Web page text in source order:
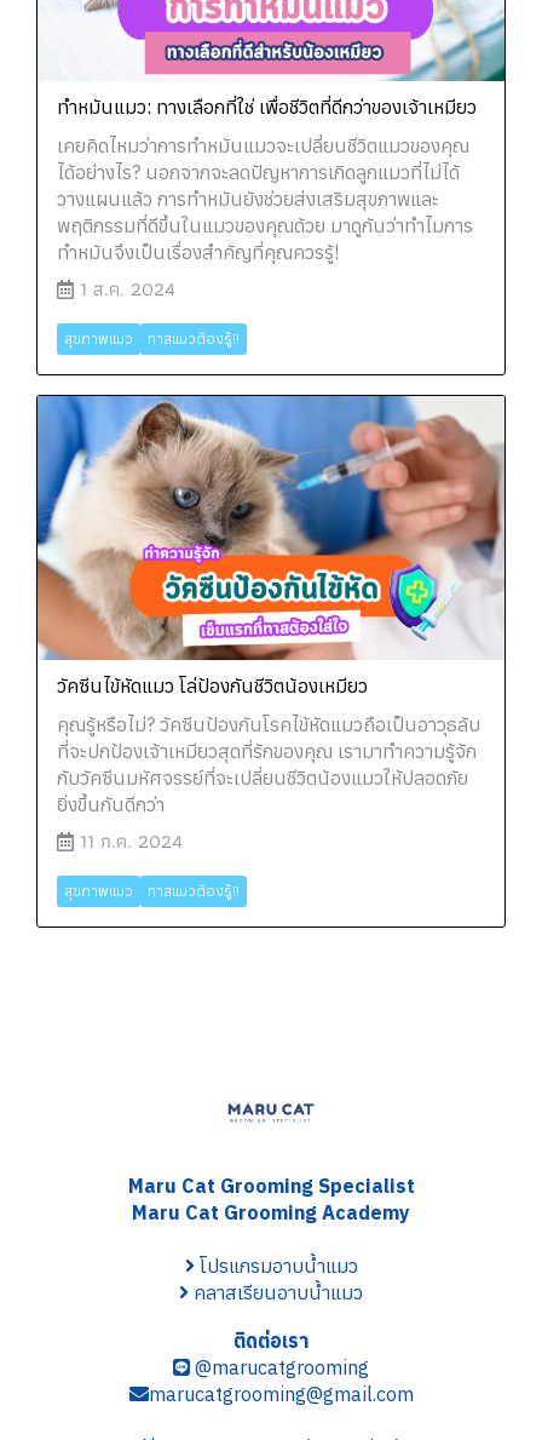
ทำหมันแมว: ทางเลือกที่ใช่ เพื่อชีวิตที่ดีกว่าของเจ้าเหมียว
เคยคิดไหมว่าการทำหมันแมวจะเปลี่ยนชีวิตแมวของคุณ
ได้อย่างไร? นอกจากจะลดปัญหาการเกิดลูกแมวที่ไม่ได้
วางแผนแล้ว การทำหมันยังช่วยส่งเสริมสุขภาพและ
พฤติกรรมที่ดีขึ้นในแมวของคุณด้วย มาดูกันว่าทำไมการ
ทำหมันจึงเป็นเรื่องสำคัญที่คุณควรรู้!
1 ส.ค. 2024
สุขภาพแมว ทาสแมวต้องรู้!!
วัคซีนไข้หัดแมว โล่ป้องกันชีวิตน้องเหมียว
คุณรู้หรือไม่? วัคซีนป้องกันโรคไข้หัดแมวถือเป็นอาวุธลับ
ที่จะปกป้องเจ้าเหมียวสุดที่รักของคุณ เรามาทำความรู้จัก
กับวัคซีนมหัศจรรย์ที่จะเปลี่ยนชีวิตน้องแมวให้ปลอดภัย
ยิ่งขึ้นกันดีกว่า
11 ก.ค. 2024
สุขภาพแมว ทาสแมวต้องรู้!!
Maru Cat Grooming Specialist
Maru Cat Grooming Academy
โปรแกรมอาบน้ำแมว
คลาสเรียนอาบน้ำแมว
ติดต่อเรา
@marucatgrooming
marucatgrooming@gmail.com